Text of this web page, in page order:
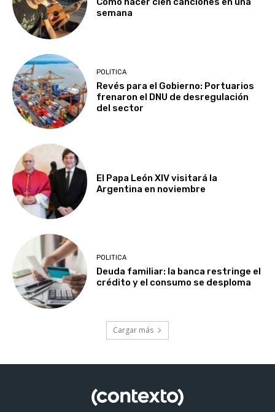
semana
POLITICA
Revés para el Gobierno: Portuarios
frenaron el DNU de desregulación
del sector
El Papa León XIV visitará la
Argentina en noviembre
POLITICA
Deuda familiar: la banca restringe el
crédito y el consumo se desploma
Cargar más